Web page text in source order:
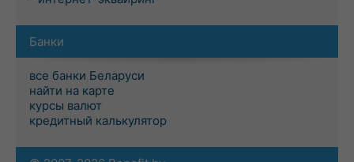
Банки
все банки Беларуси
найти на карте
курсы валют
кредитный калькулятор